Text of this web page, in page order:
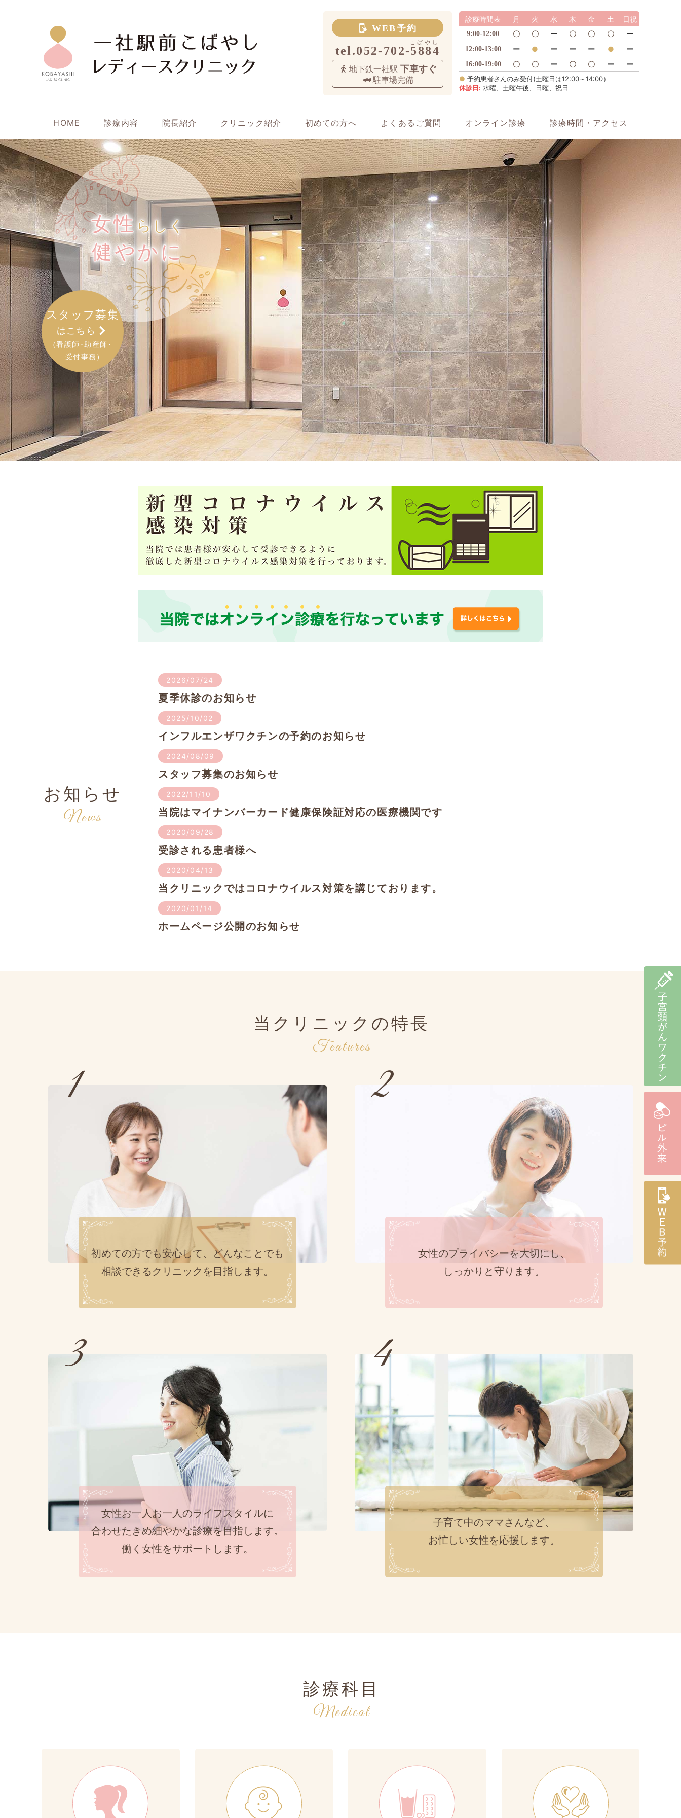
WEB予約
tel.052-702-5884
地下鉄一社駅下車すぐ
駐車場完備 ● 予約患者さんのみ受付(土曜日は12:00～14:00）
休診日: 水曜、土曜午後、日曜、祝日
診療時間表 月 火 水 木 金 土 日祝
9:00-12:00 〇 〇 ー 〇 〇 〇 ー
12:00-13:00 ー ● ー ー ー ● ー
16:00-19:00 〇 〇 ー 〇 〇 ー ー
HOME 診療内容 院長紹介 クリニック紹介 初めての方へ よくあるご質問 オンライン診療 診療時間・アクセス
女性らしく
健やかに
スタッフ募集
はこちら
(看護師･助産師･
受付事務)
お知らせ
News
2026/07/24
夏季休診のお知らせ
2025/10/02
インフルエンザワクチンの予約のお知らせ
2024/08/09
スタッフ募集のお知らせ
2022/11/10
当院はマイナンバーカード健康保険証対応の医療機関です
2020/09/28
受診される患者様へ
2020/04/13
当クリニックではコロナウイルス対策を講じております。
2020/01/14
ホームページ公開のお知らせ
当クリニックの特長
Features
初めての方でも安心して、どんなことでも
相談できるクリニックを目指します。
女性のプライバシーを大切にし、
しっかりと守ります。
女性お一人お一人のライフスタイルに
合わせたきめ細やかな診療を目指します。
働く女性をサポートします。
子育て中のママさんなど、
お忙しい女性を応援します。
診療科目
Medical